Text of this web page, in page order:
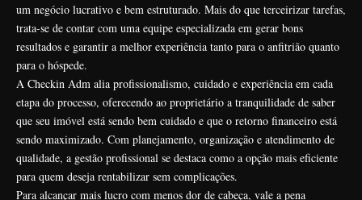
um negócio lucrativo e bem estruturado. Mais do que terceirizar tarefas,
trata-se de contar com uma equipe especializada em gerar bons
resultados e garantir a melhor experiência tanto para o anfitrião quanto
para o hóspede.
A Checkin Adm alia profissionalismo, cuidado e experiência em cada
etapa do processo, oferecendo ao proprietário a tranquilidade de saber
que seu imóvel está sendo bem cuidado e que o retorno financeiro está
sendo maximizado. Com planejamento, organização e atendimento de
qualidade, a gestão profissional se destaca como a opção mais eficiente
para quem deseja rentabilizar sem complicações.
Para alcançar mais lucro com menos dor de cabeça, vale a pena